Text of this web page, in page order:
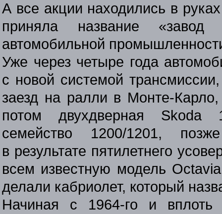
А все акции находились в
приняла название
автомобильной
Уже через четыре года
с новой системой
заезд на ралли в Монте-
потом двухдверная
семейство 1200/1201,
в результате пятилетнего
всем известную модель
делали кабриолет, который
Начиная с 1964-го и вплоть